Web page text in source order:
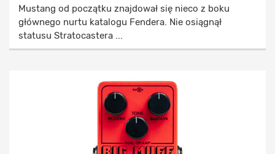
Mustang od początku znajdował się nieco z boku
głównego nurtu katalogu Fendera. Nie osiągnął
statusu Stratocastera ...